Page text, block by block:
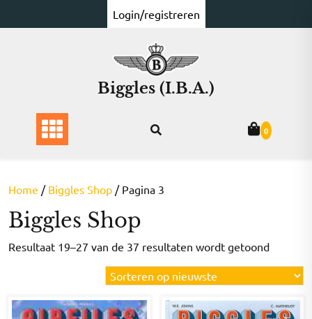
naar
Login/registreren
Biggles (I.B.A.)
0
Home / Biggles Shop / Pagina 3
Biggles Shop
Resultaat 19–27 van de 37 resultaten wordt getoond
op